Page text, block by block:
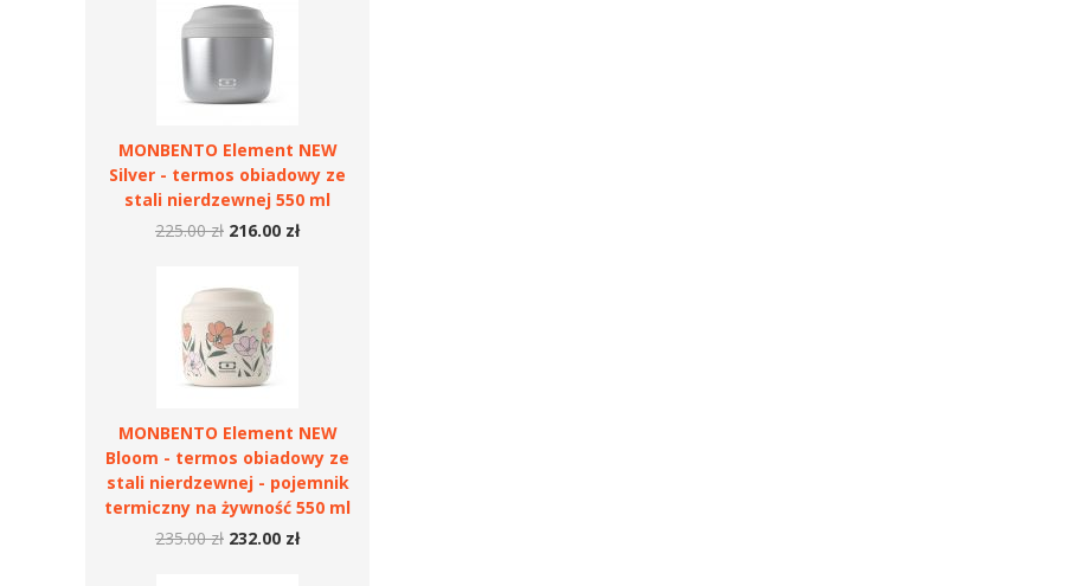
MONBENTO Element NEW
Silver - termos obiadowy ze
stali nierdzewnej 550 ml
225.00 zł 216.00 zł
MONBENTO Element NEW
Bloom - termos obiadowy ze
stali nierdzewnej - pojemnik
termiczny na żywność 550 ml
235.00 zł 232.00 zł